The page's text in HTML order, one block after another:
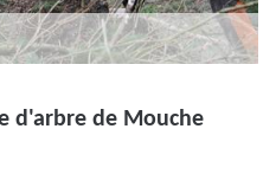
d'arbre de Mouche